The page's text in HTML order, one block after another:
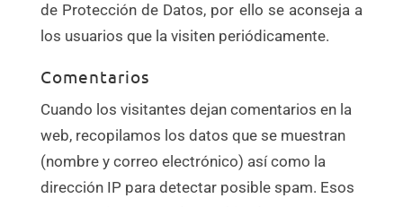
de Protección de Datos, por ello se aconseja a
los usuarios que la visiten periódicamente.
Comentarios
Cuando los visitantes dejan comentarios en la
web, recopilamos los datos que se muestran
(nombre y correo electrónico) así como la
dirección IP para detectar posible spam. Esos